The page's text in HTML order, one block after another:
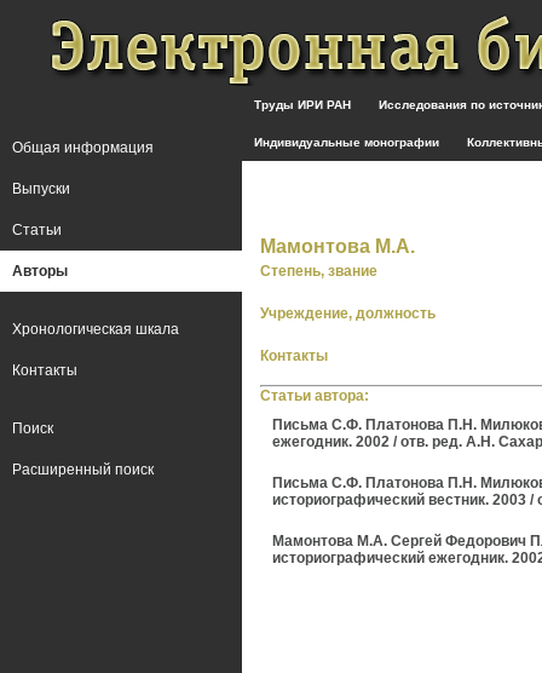
Труды ИРИ РАН Исследования по
Индивидуальные монографии
Мамонтова М.А.
Степень, звание
Учреждение, должность
Контакты
Статьи автора:
Письма С.Ф. Платонова П.Н.
ежегодник. 2002 / отв. ред. А.Н.
Письма С.Ф. Платонова П.Н.
историографический вестник. 2003
Мамонтова М.А. Сергей Федорович
историографический ежегодник.
Общая информация
Выпуски
Статьи
Авторы
Хронологическая шкала
Контакты
Поиск
Расширенный поиск